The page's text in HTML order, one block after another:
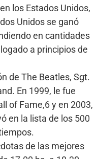
los Estados Unidos,
Unidos se ganó
en cantidades
a principios de
de The Beatles, Sgt.
En 1999, le fue
of Fame,6 y en 2003,
en la lista de los 500
de las mejores